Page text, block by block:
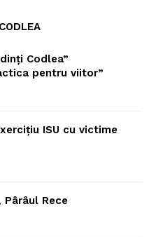
Codlea”
pentru viitor”
ISU cu victime
Rece